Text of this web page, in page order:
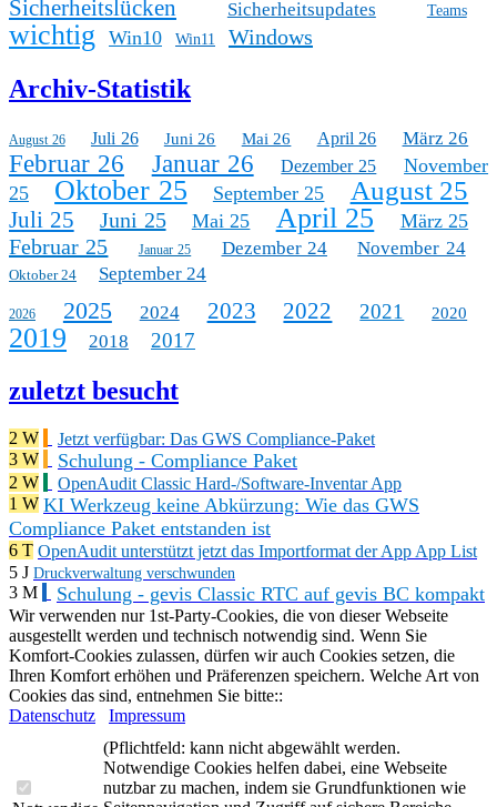
Sicherheitslücken Sicherheitsupdates Teams
wichtig Win10 Win11 Windows
Archiv-Statistik
August 26 Juli 26 Juni 26 Mai 26 April 26 März 26
Februar 26 Januar 26 Dezember 25
November
25
Oktober 25 September 25 August 25
Juli 25 Juni 25 Mai 25 April 25 März 25
Februar 25 Januar 25 Dezember 24 November 24
Oktober 24 September 24
2026 2025 2024 2023 2022 2021 2020
2019 2018 2017
zuletzt besucht
2 W
Jetzt verfügbar: Das GWS Compliance-Paket
3 W
Schulung - Compliance Paket
2 W
OpenAudit Classic Hard-/Software-Inventar App
1 W KI Werkzeug keine Abkürzung: Wie das GWS
Compliance Paket entstanden ist
6 T OpenAudit unterstützt jetzt das Importformat der App App List
5 J Druckverwaltung verschwunden
3 M Schulung - gevis Classic RTC auf gevis BC kompakt
Wir verwenden nur 1st-Party-Cookies, die von dieser Webseite
ausgestellt werden und technisch notwendig sind. Wenn Sie
Komfort-Cookies zulassen, dürfen wir auch Cookies setzen, die
Ihren Komfort erhöhen und Präferenzen speichern. Welche Art von
Cookies das sind, entnehmen Sie bitte::
Datenschutz
Impressum
(Pflichtfeld: kann nicht abgewählt werden.
Notwendige Cookies helfen dabei, eine Webseite
nutzbar zu machen, indem sie Grundfunktionen wie